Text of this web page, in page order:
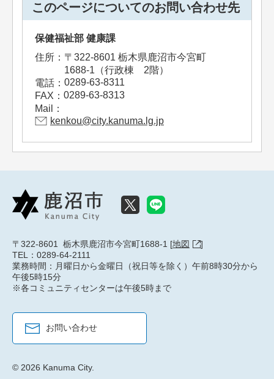
このページについてのお問い合わせ先
保健福祉部 健康課
住所： 〒322-8601 栃木県鹿沼市今宮町
1688-1（行政棟 2階）
電話： 0289-63-8311
FAX： 0289-63-8313
Mail：
kenkou@city.kanuma.lg.jp
〒322-8601 栃木県鹿沼市今宮町1688-1 [地図
]
TEL：0289-64-2111
業務時間：月曜日から金曜日（祝日等を除く）午前8時30分から
午後5時15分
※各コミュニティセンターは午後5時まで
お問い合わせ
© 2026 Kanuma City.